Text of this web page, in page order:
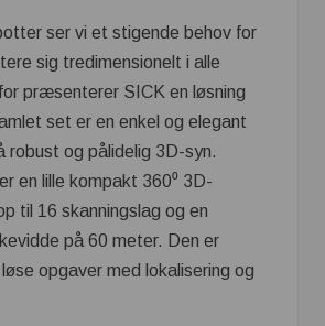
ser vi et stigende behov for
sig tredimensionelt i alle
præsenterer SICK en løsning
set er en enkel og elegant
robust og pålidelig 3D-syn.
en lille kompakt 360⁰ 3D-
til 16 skanningslag og en
på 60 meter. Den er
opgaver med lokalisering og